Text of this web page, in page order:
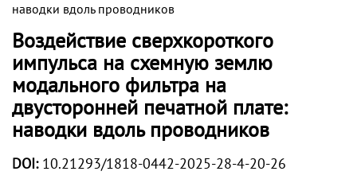
наводки вдоль проводников
Воздействие сверхкороткого
импульса на схемную землю
модального фильтра на
двусторонней печатной плате:
наводки вдоль проводников
DOI:10.21293/1818-0442-2025-28-4-20-26